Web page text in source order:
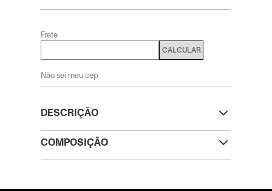
DESCRIÇÃO
COMPOSIÇÃO
Frete
CALCULAR
Não sei meu cep